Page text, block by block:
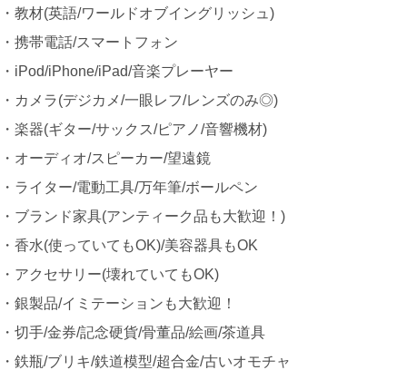
・教材(英語/ワールドオブイングリッシュ)
・携帯電話/スマートフォン
・iPod/iPhone/iPad/音楽プレーヤー
・カメラ(デジカメ/一眼レフ/レンズのみ◎)
・楽器(ギター/サックス/ピアノ/音響機材)
・オーディオ/スピーカー/望遠鏡
・ライター/電動工具/万年筆/ボールペン
・ブランド家具(アンティーク品も大歓迎！)
・香水(使っていてもOK)/美容器具もOK
・アクセサリー(壊れていてもOK)
・銀製品/イミテーションも大歓迎！
・切手/金券/記念硬貨/骨董品/絵画/茶道具
・鉄瓶/ブリキ/鉄道模型/超合金/古いオモチャ